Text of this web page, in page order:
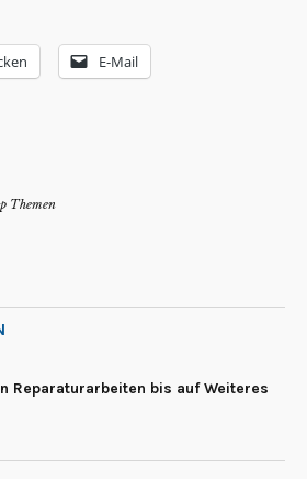
E-Mail
Themen
Reparaturarbeiten bis auf Weiteres